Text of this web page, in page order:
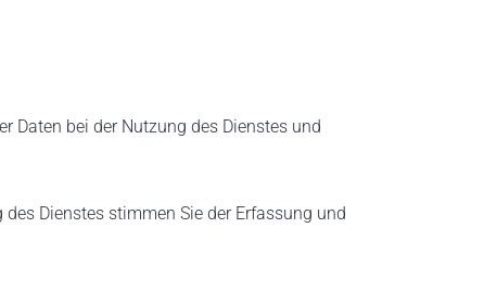
Daten bei der Nutzung des Dienstes und
Dienstes stimmen Sie der Erfassung und